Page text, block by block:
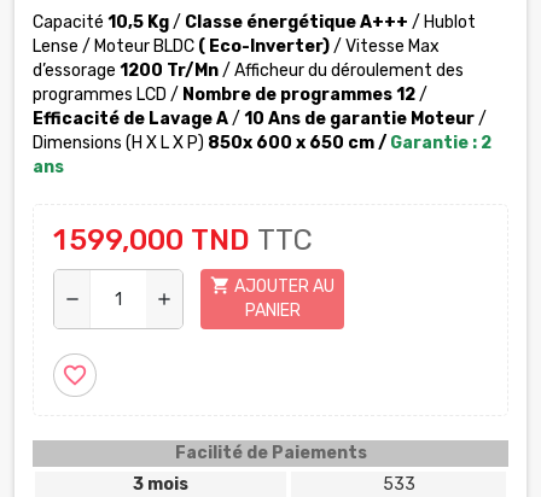
Capacité 10,5 Kg/ Classe énergétique A+++ / Hublot
Lense / Moteur BLDC ( Eco-Inverter)/ Vitesse Max
d’essorage 1200 Tr/Mn/ Afficheur du déroulement des
programmes LCD / Nombre de programmes 12/
Efficacité de Lavage A/ 10 Ans de garantie Moteur/
Dimensions (H X L X P) 850x 600 x 650 cm / Garantie : 2
ans
1 599,000 TND TTC
remove add
shopping_cart AJOUTER AU
PANIER
favorite_border
Facilité de Paiements
3 mois
533